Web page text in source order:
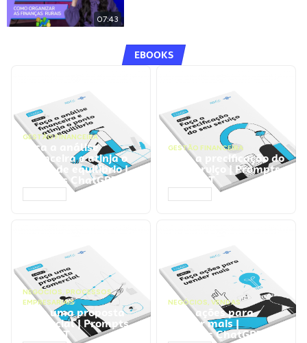
07:43
EBOOKS
GESTÃO FINANCEIRA
Faça a análise
financeira e atinja o
ponto de equilíbrio |
Prompts ChatGPT
GESTÃO FINANCEIRA
Faça a precificação do
seu serviço | Prompts
ChatGPT
NEGÓCIOS, PROCESSOS
EMPRESARIAIS
Faça uma proposta
comercial | Prompts
ChatGPT
NEGÓCIOS, VENDAS
Faça ações para
vender mais |
Prompts ChatGPT